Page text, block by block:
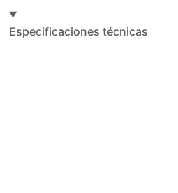
Especificaciones técnicas